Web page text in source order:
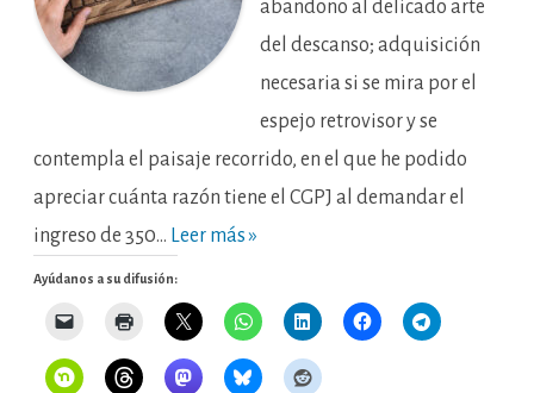
abandono al delicado arte
del descanso; adquisición
necesaria si se mira por el
espejo retrovisor y se
contempla el paisaje recorrido, en el que he podido
apreciar cuánta razón tiene el CGPJ al demandar el
ingreso de 350… Leer más »
Ayúdanos a su difusión: